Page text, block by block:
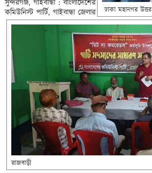
ঢাকা মহানগর উত্তর
রাজবাড়ী
সুন্দরগঞ্জ, গাইবান্ধা : বাংলাদেশের
কমিউনিস্ট পার্টি, গাইবান্ধা জেলার